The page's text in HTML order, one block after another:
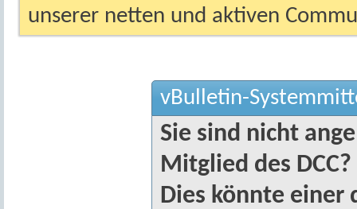
unserer netten und aktiven
vBulletin-
Sie sind nicht
Mitglied des DCC?
Dies könnte einer